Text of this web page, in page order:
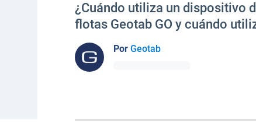
¿Cuándo utiliza un dispositivo
flotas Geotab GO y cuándo
Por Geotab